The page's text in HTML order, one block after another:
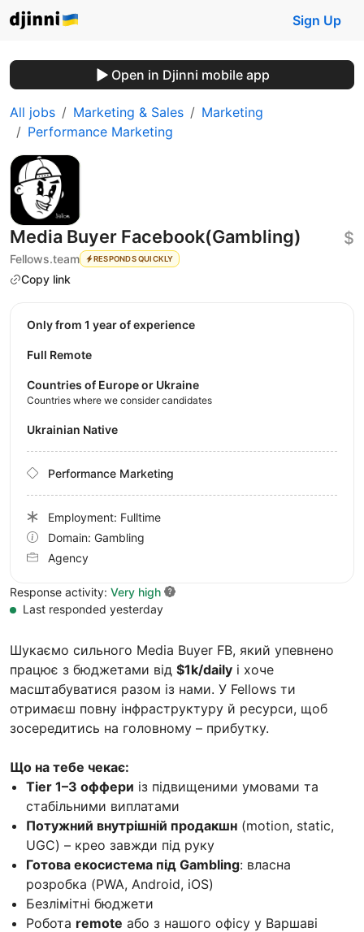
Sign Up
Open in Djinni mobile app
All jobs Marketing & Sales
Marketing
Performance Marketing
Media Buyer Facebook(Gambling)
Fellows.team RESPONDS QUICKLY
Copy link
$
Шукаємо сильного Media Buyer FB, який упевнено
працює з бюджетами від $1k/daily і хоче
масштабуватися разом із нами. У Fellows ти
отримаєш повну інфраструктуру й ресурси, щоб
зосередитись на головному – прибутку.
Що на тебе чекає:
Tier 1–3 оффери із підвищеними умовами та
стабільними виплатами
Потужний внутрішній продакшн (motion, static,
UGC) – крео завжди під руку
Готова екосистема під Gambling: власна
розробка (PWA, Android, iOS)
Безлімітні бюджети
Робота remote або з нашого офісу у Варшаві
Only from 1 year of experience
Full Remote
Countries of Europe or Ukraine
Countries where we consider candidates
Ukrainian Native
Performance Marketing
Employment: Fulltime
Domain: Gambling
Agency
Response activity: Very high
Last responded yesterday